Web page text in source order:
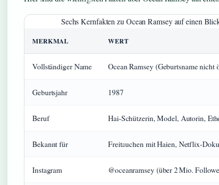
Sechs Kernfakten zu Ocean Ramsey auf einen
MERKMAL WERT
Vollständiger Name Ocean Ramsey (Geburtsname nicht
Geburtsjahr 1987
Beruf Hai-Schützerin, Model, Autorin,
Bekannt für Freitauchen mit Haien, Netflix-
Instagram @oceanramsey (über 2 Mio.